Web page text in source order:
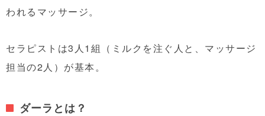
われるマッサージ。
セラピストは3人1組（ミルクを注ぐ人と、マッサージ
担当の2人）が基本。
ダーラとは？